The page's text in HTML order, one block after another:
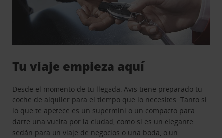
Tu viaje empieza aquí
Desde el momento de tu llegada, Avis tiene preparado tu
coche de alquiler para el tiempo que lo necesites. Tanto si
lo que te apetece es un supermini o un compacto para
darte una vuelta por la ciudad, como si es un elegante
sedán para un viaje de negocios o una boda, o un